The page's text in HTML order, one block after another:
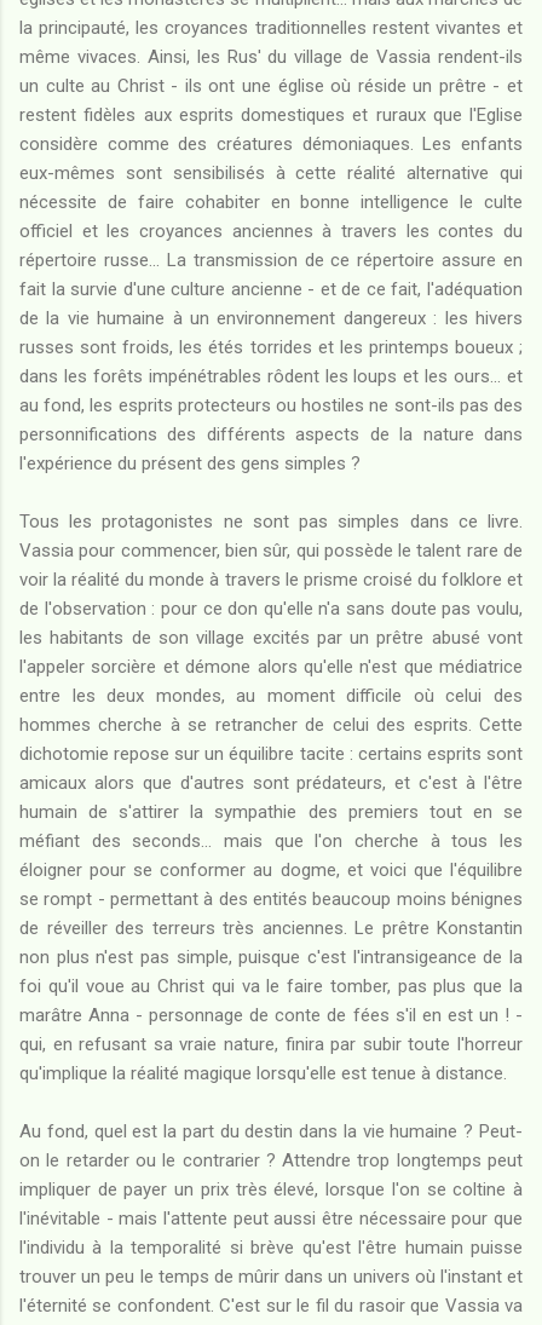
la principauté, les croyances traditionnelles restent vivantes et
même vivaces. Ainsi, les Rus' du village de Vassia rendent-ils
un culte au Christ - ils ont une église où réside un prêtre - et
restent fidèles aux esprits domestiques et ruraux que l'Eglise
considère comme des créatures démoniaques. Les enfants
eux-mêmes sont sensibilisés à cette réalité alternative qui
nécessite de faire cohabiter en bonne intelligence le culte
officiel et les croyances anciennes à travers les contes du
répertoire russe... La transmission de ce répertoire assure en
fait la survie d'une culture ancienne - et de ce fait, l'adéquation
de la vie humaine à un environnement dangereux : les hivers
russes sont froids, les étés torrides et les printemps boueux ;
dans les forêts impénétrables rôdent les loups et les ours... et
au fond, les esprits protecteurs ou hostiles ne sont-ils pas des
personnifications des différents aspects de la nature dans
l'expérience du présent des gens simples ?
Tous les protagonistes ne sont pas simples dans ce livre.
Vassia pour commencer, bien sûr, qui possède le talent rare de
voir la réalité du monde à travers le prisme croisé du folklore et
de l'observation : pour ce don qu'elle n'a sans doute pas voulu,
les habitants de son village excités par un prêtre abusé vont
l'appeler sorcière et démone alors qu'elle n'est que médiatrice
entre les deux mondes, au moment difficile où celui des
hommes cherche à se retrancher de celui des esprits. Cette
dichotomie repose sur un équilibre tacite : certains esprits sont
amicaux alors que d'autres sont prédateurs, et c'est à l'être
humain de s'attirer la sympathie des premiers tout en se
méfiant des seconds... mais que l'on cherche à tous les
éloigner pour se conformer au dogme, et voici que l'équilibre
se rompt - permettant à des entités beaucoup moins bénignes
de réveiller des terreurs très anciennes. Le prêtre Konstantin
non plus n'est pas simple, puisque c'est l'intransigeance de la
foi qu'il voue au Christ qui va le faire tomber, pas plus que la
marâtre Anna - personnage de conte de fées s'il en est un ! -
qui, en refusant sa vraie nature, finira par subir toute l'horreur
qu'implique la réalité magique lorsqu'elle est tenue à distance.
Au fond, quel est la part du destin dans la vie humaine ? Peut-
on le retarder ou le contrarier ? Attendre trop longtemps peut
impliquer de payer un prix très élevé, lorsque l'on se coltine à
l'inévitable - mais l'attente peut aussi être nécessaire pour que
l'individu à la temporalité si brève qu'est l'être humain puisse
trouver un peu le temps de mûrir dans un univers où l'instant et
l'éternité se confondent. C'est sur le fil du rasoir que Vassia va